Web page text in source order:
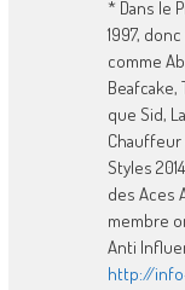
* Dans le
1997,
comme
Beafcake,
que Sid,
Chauffeur
Styles
des Aces
membre
Anti
http://